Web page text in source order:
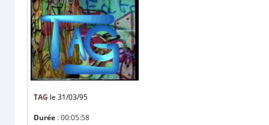
TAG le 31/03/95
Durée : 00:05:58